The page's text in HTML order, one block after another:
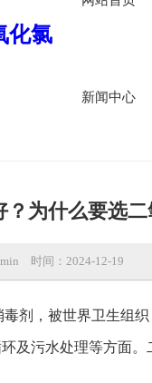
新闻中心
为什么要选二
时间：2024-12-19
剂，被世界卫生组
及污水处理等方面